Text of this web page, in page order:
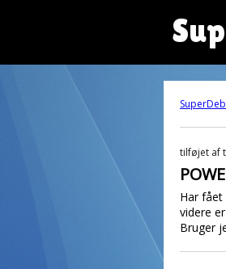
tilføjet af
Har
videre
Bruger